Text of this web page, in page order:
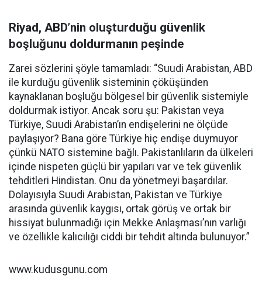
Riyad, ABD’nin oluşturduğu güvenlik
boşluğunu doldurmanın peşinde
Zarei sözlerini şöyle tamamladı: “Suudi Arabistan, ABD
ile kurduğu güvenlik sisteminin çöküşünden
kaynaklanan boşluğu bölgesel bir güvenlik sistemiyle
doldurmak istiyor. Ancak soru şu: Pakistan veya
Türkiye, Suudi Arabistan’ın endişelerini ne ölçüde
paylaşıyor? Bana göre Türkiye hiç endişe duymuyor
çünkü NATO sistemine bağlı. Pakistanlıların da ülkeleri
içinde nispeten güçlü bir yapıları var ve tek güvenlik
tehditleri Hindistan. Onu da yönetmeyi başardılar.
Dolayısıyla Suudi Arabistan, Pakistan ve Türkiye
arasında güvenlik kaygısı, ortak görüş ve ortak bir
hissiyat bulunmadığı için Mekke Anlaşması’nın varlığı
ve özellikle kalıcılığı ciddi bir tehdit altında bulunuyor.”
www.kudusgunu.com